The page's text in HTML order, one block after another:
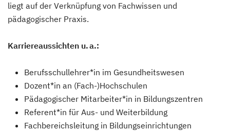
liegt auf der Verknüpfung von Fachwissen und
pädagogischer Praxis.
Karriereaussichten u. a.:
Berufsschullehrer*in im Gesundheitswesen
Dozent*in an (Fach-)Hochschulen
Pädagogischer Mitarbeiter*in in Bildungszentren
Referent*in für Aus- und Weiterbildung
Fachbereichsleitung in Bildungseinrichtungen